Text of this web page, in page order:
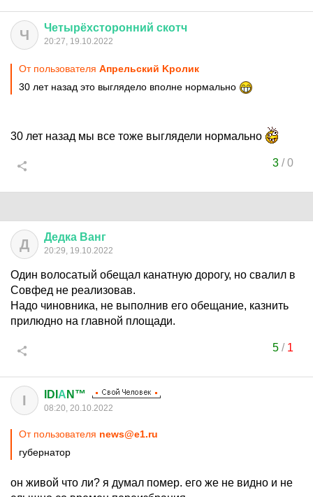
Ч Четырёхсторонний скотч
20:27, 19.10.2022
От пользователя Aпрельский Kролик
30 лет назад это выглядело вполне нормально
30 лет назад мы все тоже выглядели нормально
3/0
Д Дедка Ванг
20:29, 19.10.2022
Один волосатый обещал канатную дорогу, но свалил в
Совфед не реализовав.
Надо чиновника, не выполнив его обещание, казнить
прилюдно на главной площади.
5/ 1
I IDI А N™
08:20, 20.10.2022
От пользователя news@e1.ru
губернатор
он живой что ли? я думал помер. его же не видно и не